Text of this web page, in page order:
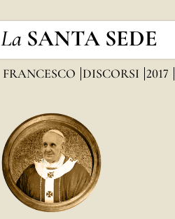
La SANTA SEDE
FRANCESCO DISCORSI 2017